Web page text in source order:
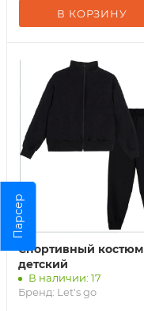
В КОРЗИНУ
Спортивный костюм
детский
В наличии: 17
Бренд: Let's go
Парсер